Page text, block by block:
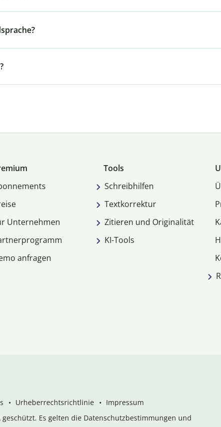
Unternehmen
anfragen
Tools
Schreibhilfen
Textkorrektur
Zitieren und Originalität
KI-Tools
Urheberrechtsrichtlinie
Impressum
geschützt. Es gelten die Datenschutzbestimmungen und